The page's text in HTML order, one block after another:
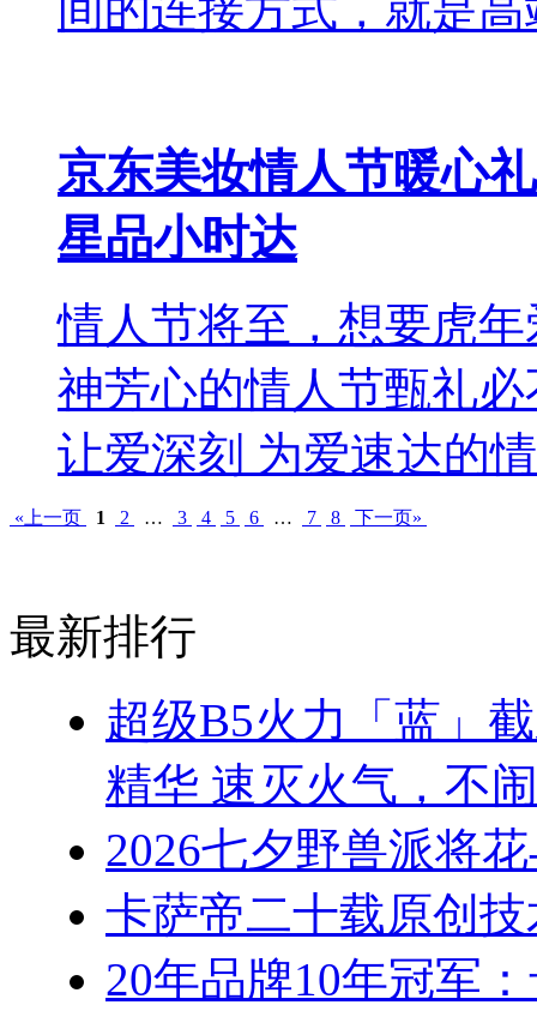
京东美妆情人节暖心
星品小时达
情人节将至，想要虎
神芳心的情人节甄礼
让爱深刻 为爱速达的
«上一页 1 2 … 3 4 5 6 … 7 8 下一页»
最新排行
超级B5火力「蓝」
精华 速灭火气，不
2026七夕野兽派将
卡萨帝二十载原创
20年品牌10年冠军